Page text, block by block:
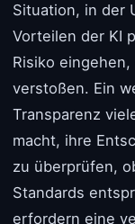
Situation, in der
Vorteilen der KI
Risiko
verstoßen. Ein
Transparenz
macht, ihre
zu überprüfen,
Standards
erfordern eine